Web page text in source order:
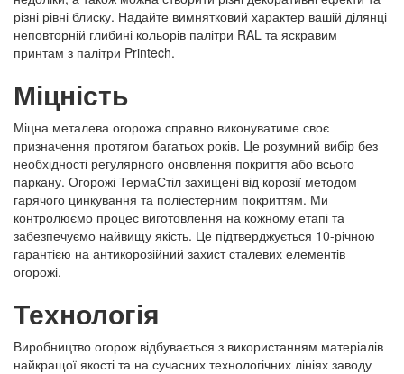
різні рівні блиску. Надайте вимнятковий характер вашій ділянці
неповторній глибині кольорів палітри RAL та яскравим
принтам з палітри Printech.
Міцність
Міцна металева огорожа справно виконуватиме своє
призначення протягом багатьох років. Це розумний вибір без
необхідності регулярного оновлення покриття або всього
паркану. Огорожі ТермаСтіл захищені від корозії методом
гарячого цинкування та поліестерним покриттям. Ми
контролюємо процес виготовлення на кожному етапі та
забезпечуємо найвищу якість. Це підтверджується 10-річною
гарантією на антикорозійний захист сталевих елементів
огорожі.
Технологія
Виробництво огорож відбувається з використанням матеріалів
найкращої якості та на сучасних технологічних лініях заводу